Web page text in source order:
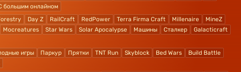
большим онлайном
Day Z RailCraft RedPower Terra Firma Craft Millenaire
MineZ
Mocreatures Star Wars Solar Apocalypse Машины Сталкер
Galacticraft
игры Паркур Прятки TNT Run Skyblock Bed Wars
Build Battle